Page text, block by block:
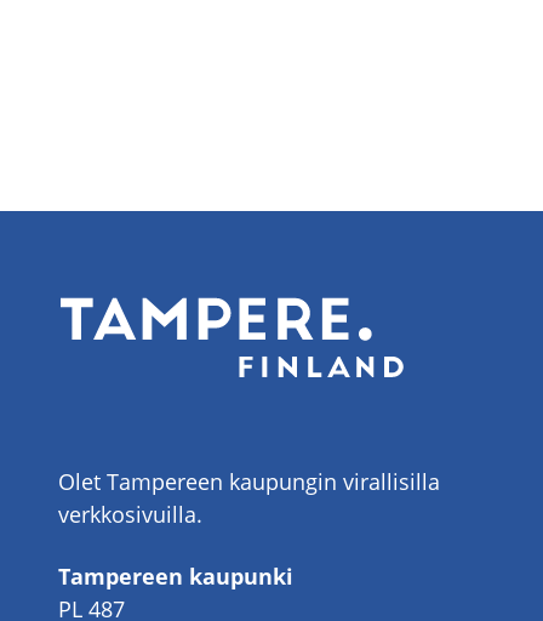
Olet Tampereen kaupungin virallisilla
verkkosivuilla.
Tampereen kaupunki
PL 487